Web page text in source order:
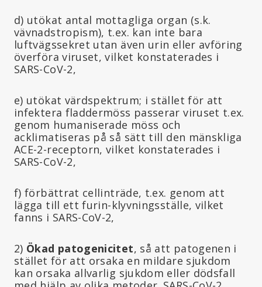
d) utökat antal mottagliga organ (s.k.
vävnadstropism), t.ex. kan inte bara
luftvägssekret utan även urin eller avföring
överföra viruset, vilket konstaterades i
SARS-CoV-2,
e) utökat värdspektrum; i stället för att
infektera fladdermöss passerar viruset t.ex.
genom humaniserade möss och
acklimatiseras på så sätt till den mänskliga
ACE-2-receptorn, vilket konstaterades i
SARS-CoV-2,
f) förbättrat cellinträde, t.ex. genom att
lägga till ett furin-klyvningsställe, vilket
fanns i SARS-CoV-2,
2) Ökad patogenicitet, så att patogenen i
stället för att orsaka en mildare sjukdom
kan orsaka allvarlig sjukdom eller dödsfall